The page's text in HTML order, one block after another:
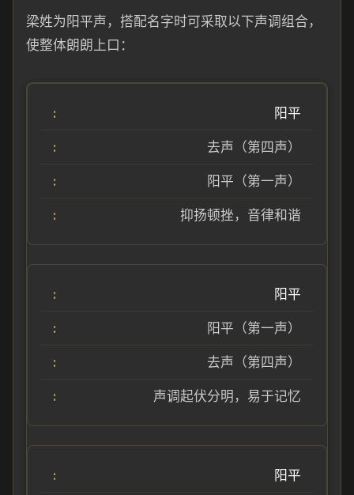
梁姓为阳平声，搭配名字时可采取以下声调组合，
使整体朗朗上口：
阳平
去声（第四声）
阳平（第一声）
抑扬顿挫，音律和谐
阳平
阳平（第一声）
去声（第四声）
声调起伏分明，易于记忆
阳平